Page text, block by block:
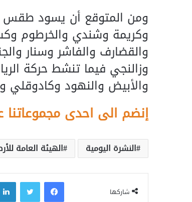
ومن المتوقع أن يسود
وكريمة وشندي والخرطوم
والقضارف والفاشر وسنار
وزالنجي فيما تنشط حركة
والأبيض والنهود وكادوقلي
إنضم الى احدى
النشرة اليومية الهيئة العامة
شاركها
فيسبوك